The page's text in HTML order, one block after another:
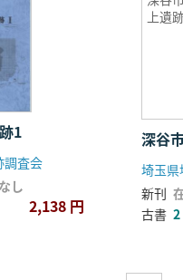
1
調査会
し
2,138 円
上遺
深谷
新刊
古書 2